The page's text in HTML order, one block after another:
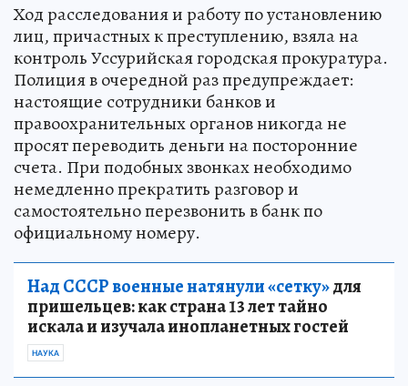
Ход расследования и работу по установлению
лиц, причастных к преступлению, взяла на
контроль Уссурийская городская прокуратура.
Полиция в очередной раз предупреждает:
настоящие сотрудники банков и
правоохранительных органов никогда не
просят переводить деньги на посторонние
счета. При подобных звонках необходимо
немедленно прекратить разговор и
самостоятельно перезвонить в банк по
официальному номеру.
Над СССР военные натянули «сетку»для
пришельцев: как страна 13 лет тайно
искала и изучала инопланетных гостей
НАУКА